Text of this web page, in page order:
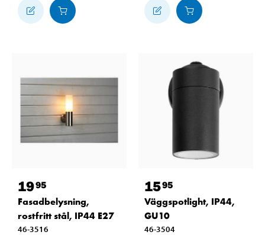
1995
Fasadbelysning,
rostfritt stål, IP44 E27
46-3516
1595
Väggspotlight, IP44,
GU10
46-3504